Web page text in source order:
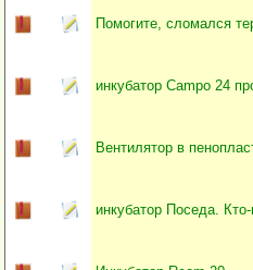
Помогите, сломался
инкубатор Campo 24
Вентилятор в
инкубатор Поседа.